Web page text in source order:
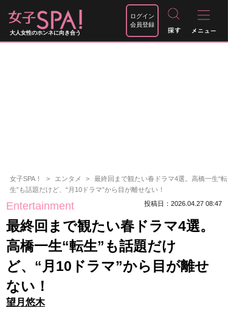
大人女性のホンネに向き合う
ログイン
会員登録
女子SPA！ エンタメ
最終回まで観たい春ドラマ4選。高橋一生“転
生”も話題だけど、“月10ドラマ”から目が離せない！
Entertainment 投稿日：2026.04.27 08:47
最終回まで観たい春ドラマ4選。
高橋一生“転生”も話題だけ
ど、“月10ドラマ”から目が離せ
ない！
望月悠木